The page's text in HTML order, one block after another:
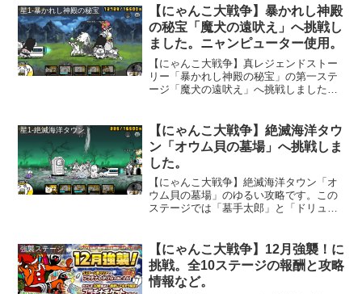
でキャッツアイの伝説が３個貰えます。
ここは「女帝飛来」の「ハニートラップ
極ムズ」をクリアすると「亡者デブウ降
臨」の「死者の行進極ムズ」が始まりま
す。「伯爵と乙女」のステージと違っ
て、最初のステージに出撃制限が無いの
で楽です。
星1-暴かれし神殿の秘宝
【にゃんこ大戦争】暴かれし神殿
の秘宝「魔犬の遠吠え」へ挑戦し
ました。ニャンピューター使用。
【にゃんこ大戦争】真レジェンドストー
リー「暴かれし神殿の秘宝」の第一ステ
ージ「魔犬の遠吠え」へ挑戦しました。
使ってくる「チンアナ5兄弟」も出てきま
す。引き寄せる事で、「わんこの城」の
波動が出ますから、なかなか面白い仕組
みのステージだと思います。一気に「コ
ライノくん」を倒す必要もあり、「ニャ
ンピューター」を使用してクリアしてい
ます。
星1-絶滅海洋タウン
【にゃんこ大戦争】絶滅海洋タウ
ン「オウム貝の墓場」へ挑戦しま
した。
【にゃんこ大戦争】絶滅海洋タウン「オ
ウム貝の墓場」のゆるい攻略です。この
ステージでは「墓手太郎」と「ドリュ
ウ」に邪魔されて、なかなか思うように
攻撃が通りません。「ニャンピュータ
ー」でクリアしてみました。
強襲ステージ
【にゃんこ大戦争】12月強襲！に
挑戦。全10ステージの報酬と攻略
情報など。